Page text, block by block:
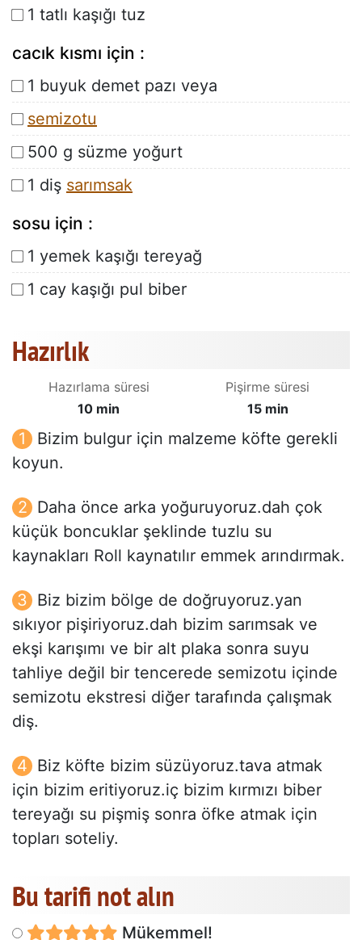
1 tatlı kaşığı tuz
cacık kısmı için :
1 buyuk demet pazı veya
semizotu
500 g süzme yoğurt
1 diş sarımsak
sosu için :
1 yemek kaşığı tereyağ
1 cay kaşığı pul biber
Hazırlık
Hazırlama süresi
10 min
Pişirme süresi
15 min
Bizim bulgur için malzeme köfte gerekli
koyun.
Daha önce arka yoğuruyoruz.dah çok
küçük boncuklar şeklinde tuzlu su
kaynakları Roll kaynatılır emmek arındırmak.
Biz bizim bölge de doğruyoruz.yan
sıkıyor pişiriyoruz.dah bizim sarımsak ve
ekşi karışımı ve bir alt plaka sonra suyu
tahliye değil bir tencerede semizotu içinde
semizotu ekstresi diğer tarafında çalışmak
diş.
Biz köfte bizim süzüyoruz.tava atmak
için bizim eritiyoruz.iç bizim kırmızı biber
tereyağı su pişmiş sonra öfke atmak için
topları soteliy.
Bu tarifi not alın
Mükemmel!